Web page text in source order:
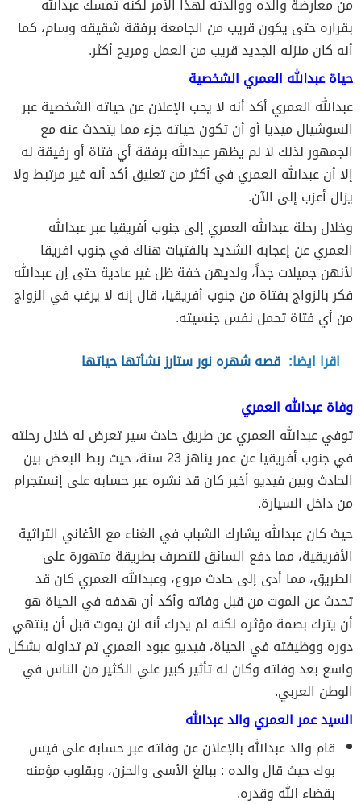
بقراره حتى يكون قريب من الجامعة برفقة شقيقه وسام، كما
أنه كان منزله الجديد قريب من العمل ومريح أكثر.
حياة عبدالله العمري الشخصية
عبدالله العمري أكد أنه لا يحب الإعلان عن حياته الشخصية عبر
السوشيال ميديا أو أن تكون حياته جزء مما يتحدث عنه مع
الجمهور لذلك لا لم يظهر عبدالله برفقة أي فتاة أو رفيقة له
إلا أن عبدالله العمري في أكثر من تعليق أكد أنه غير مرتبط ولا
يزال أعزب إلى الآن.
وخلال رحلة عبدالله العمري إلى جنوب أفريقيا عبر عبدالله
العمري عن إعجابه الشديد بالفتيات هناك في جنوب افريقا
لأنهن جميلات جداً، ولديهن خفة ظل غير عادية حتى إن عبدالله
فكر بالزواج بفتاة من جنوب أفريقيا، قال إنه لا يرغب في الزواج
من أي فتاة تحمل نفس جنسيته.
اقرا ايضا: قصه شهره نور ستارز نشأتها حياتها
وفاة عبدالله العمري
توفي عبدالله العمري عن طريق حادث سير تعرض له خلال رحلته
في جنوب أفريقيا عن عمر يناهز 23 سنة، حيث ربط البعض بين
الحادث وبين فيديو أخير كان قد نشره عبر حسابه على إنستجرام
من داخل السيارة.
حيث كان عبدالله يشارك الشباب في الغناء مع الأغاني التراثية
الأفريقية، مما دفع السائق للتصرف بطريقة متهورة على
الطريق، مما أدى إلى حادث مروع، وعبدالله العمري كان قد
تحدث عن الموت من قبل وفاته وأكد أن هدفه في الحياة هو
أن يترك بصمة مؤثره لكنه لم يدرك أنه لن يموت قبل أن ينتهي
دوره ووظيفته في الحياة، فيديو عبود العمري تم تداوله بشكل
واسع بعد وفاته وكان له تأثير كبير علي الكثير من الناس في
الوطن العربي.
السيد عمر العمري والد عبدالله
قام والد عبدالله بالإعلان عن وفاته عبر حسابه على فيس
بوك حيث قال والده : ببالغ الأسى والحزن، وبقلوب مؤمنه
بقضاء الله وقدره.